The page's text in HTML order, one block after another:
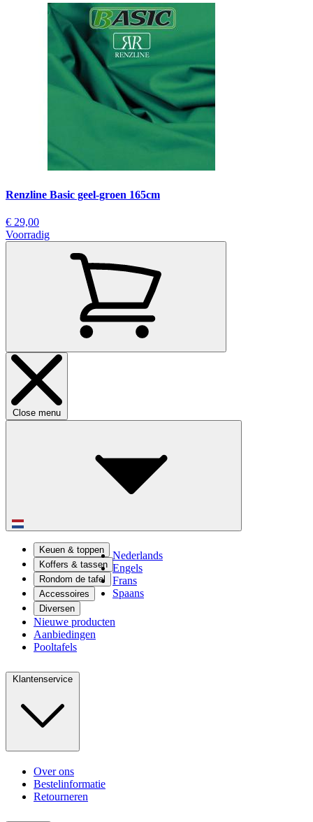
Renzline Basic geel-groen 165cm
€ 29,00
Voorradig
Close menu
Nederlands
Engels
Frans
Spaans
Keuen & toppen
Koffers & tassen
Rondom de tafel
Accessoires
Diversen
Nieuwe producten
Aanbiedingen
Pooltafels
Klantenservice
Over ons
Bestelinformatie
Retourneren